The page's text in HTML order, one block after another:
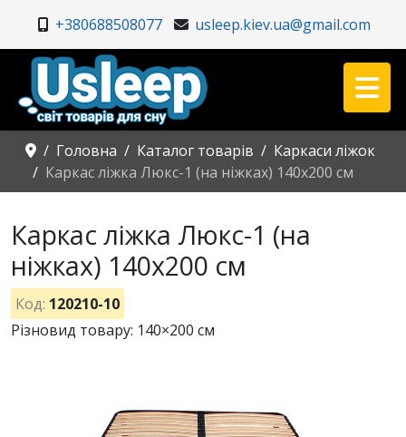
+380688508077 usleep.kiev.ua@gmail.com
Головна Каталог товарів
Каркаси ліжок
Каркас ліжка Люкс-1 (на ніжках) 140х200 см
Каркас ліжка Люкс-1 (на
ніжках) 140х200 см
Код: 120210-10
Різновид товару: 140×200 см